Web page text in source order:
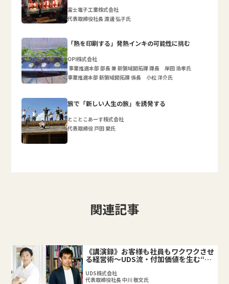
富士電子工業株式会社
代表取締役社長 渡邊 弘子氏
「熱を印刷する」発熱インキの可能性に挑む
OPI株式会社
事業推進本部 部長 兼 新領域開拓課 課長 岸田 浩孝氏
事業推進本部 新領域開拓課 係長 小松 洋介氏
旅で「新しい人生の旅」を誘発する
とことこあーす株式会社
代表取締役 戸田 愛氏
関連記事
《講演録》お客様も社員もワクワクさせ
る経営術～UDS流・付加価値を生む“組
織の企画力”の育て方【前編】
UDS株式会社
代表取締役社長 中川 敬文氏